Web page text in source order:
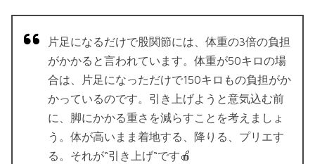
片足になるだけで股関節には、体重の3倍の負担
がかかると言われています。体重が50キロの場
合は、片足になっただけで150キロもの負担がか
かっているのです。引き上げようと意気込む前
に、脚にかかる重さを減らすことを考えましょ
う。体が高いまま着地する、降りる、プリエす
る。それが“引き上げ“です🍎